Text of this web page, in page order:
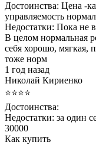
Достоинства: Цена -
управляемость
Недостатки: Пока не
В целом нормальная
себя хорошо, мягкая,
тоже норм
1 год назад
Николай Кириенко
⭐⭐⭐⭐
Достоинства:
Недостатки: за один
30000
Как купить